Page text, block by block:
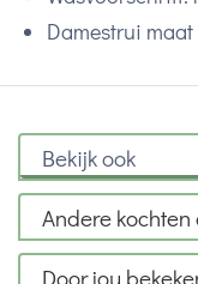
Damestrui
Bekijk ook
Andere kochten
Door jou